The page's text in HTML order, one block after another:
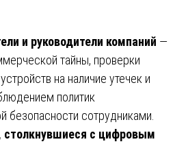
и руководители компаний —
тайны, проверки
на наличие утечек и
политик
безопасности сотрудниками.
столкнувшиеся с цифровым